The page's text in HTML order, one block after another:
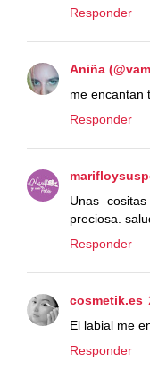
Responder
Aniña
me encantan
Responder
Unas
preciosa.
Responder
cosmetik.es
El labial me
Responder